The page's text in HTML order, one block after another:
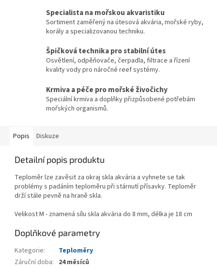
Specialista na mořskou akvaristiku
Sortiment zaměřený na útesová akvária, mořské ryby,
korály a specializovanou techniku.
Špičková technika pro stabilní útes
Osvětlení, odpěňovače, čerpadla, filtrace a řízení
kvality vody pro náročné reef systémy.
Krmiva a péče pro mořské živočichy
Speciální krmiva a doplňky přizpůsobené potřebám
mořských organismů.
Popis Diskuze
Detailní popis produktu
Teploměr lze zavěsit za okraj skla akvária a vyhnete se tak
problémy s padáním teploměru při stárnutí přísavky. Teploměr
drží stále pevně na hraně skla.
Velikost M - znamená sílu skla akvária do 8 mm, délka je 18 cm
Doplňkové parametry
Kategorie:
Teploměry
Záruční doba: 24 měsíců